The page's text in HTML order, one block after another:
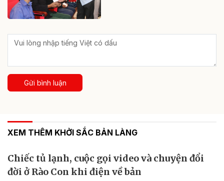
Gửi bình luận
XEM THÊM KHỞI SẮC BẢN LÀNG
Chiếc tủ lạnh, cuộc gọi video và chuyện đổi
đời ở Rào Con khi điện về bản